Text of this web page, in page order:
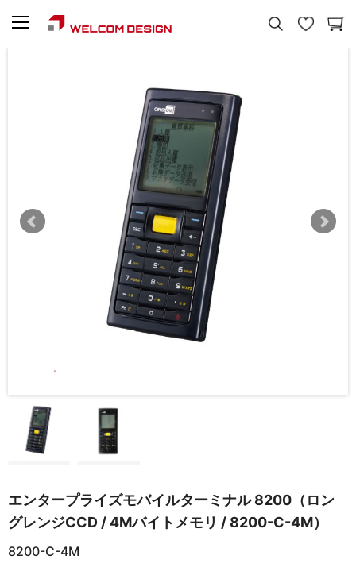
エンタープライズモバイルターミナル 8200（ロン
グレンジCCD / 4Mバイトメモリ / 8200-C-4M）
8200-C-4M